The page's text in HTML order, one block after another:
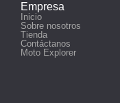
Empresa
Inicio
Sobre nosotros
Tienda
Contáctanos
Moto Explorer